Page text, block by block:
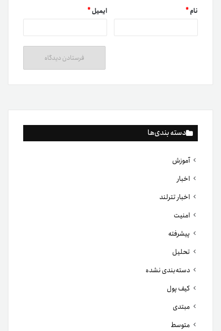
دسته بندی‌ها
آموزش
اخبار
اخبار تترلند
امنیت
پیشرفته
تحلیل
دسته‌بندی نشده
کیف پول
مبتدی
متوسط
نام* ایمیل*